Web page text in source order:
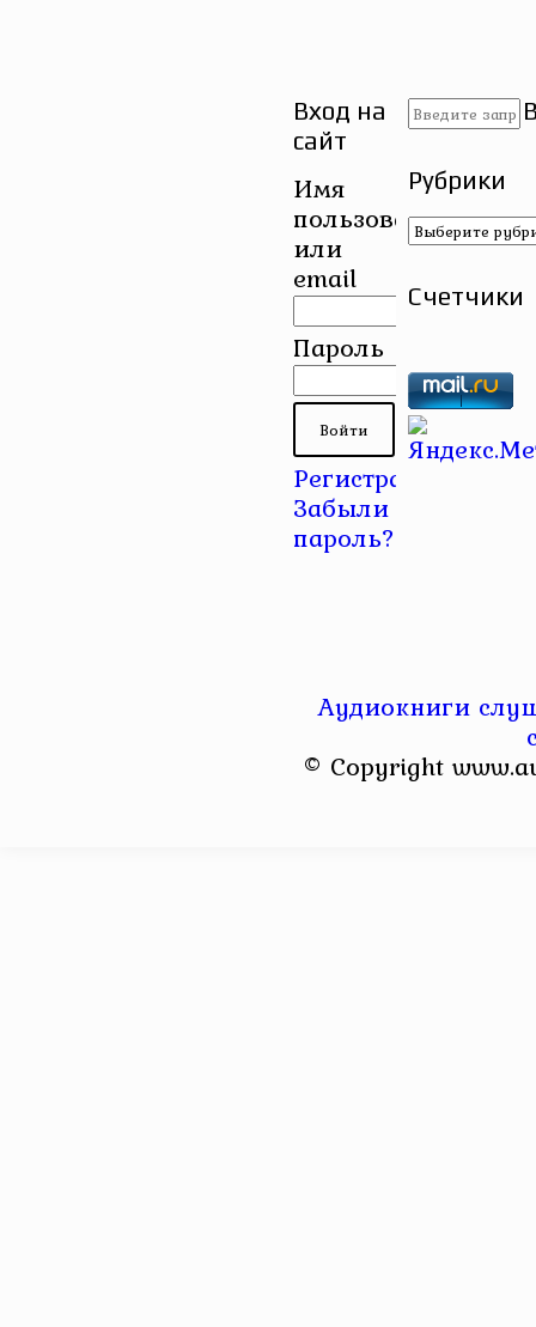
Вход на
сайт
Имя
пользователя
или
email
Пароль
Регистрация
Забыли
пароль?
Рубрики
Рубрики
Счетчики
Аудиокниги
© Copyright